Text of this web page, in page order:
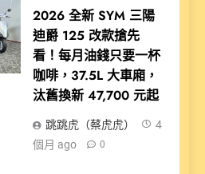
2026 全新 SYM 三陽
迪爵 125 改款搶先
看！每月油錢只要一杯
咖啡，37.5L 大車廂，
汰舊換新 47,700 元起
跳跳虎（蔡虎虎）
4
個月 ago
0